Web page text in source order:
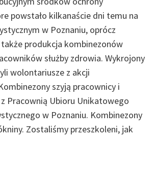
powstało kilkanaście dni temu na
w Poznaniu, oprócz
także produkcja kombinezonów
służby zdrowia. Wykrojony
wolontariusze z akcji
szyją pracownicy i
Pracownią Ubioru Unikatowego
w Poznaniu. Kombinezony
Zostaliśmy przeszkoleni, jak